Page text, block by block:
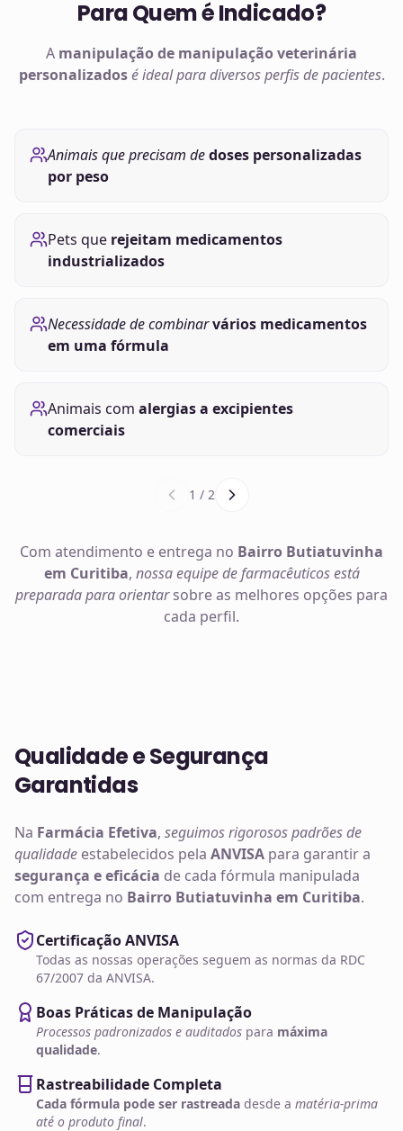
Para Quem é Indicado?
A manipulação de manipulação veterinária
personalizados é ideal para diversos perfis de pacientes.
Animais que precisam dedoses personalizadas
por peso
Pets que rejeitam medicamentos
industrializados
Necessidade de combinarvários medicamentos
em uma fórmula
Animais com alergias a excipientes
comerciais
1 / 2
Com atendimento e entrega no Bairro Butiatuvinha
em Curitiba, nossa equipe de farmacêuticos está
preparada para orientarsobre as melhores opções para
cada perfil.
Qualidade e Segurança
Garantidas
Na Farmácia Efetiva, seguimos rigorosos padrões de
qualidade estabelecidos pela ANVISA para garantir a
segurança e eficácia de cada fórmula manipulada
com entrega no Bairro Butiatuvinha em Curitiba.
Certificação ANVISA
Todas as nossas operações seguem as normas da RDC
67/2007 da ANVISA.
Boas Práticas de Manipulação
Processos padronizados e auditados para máxima
qualidade.
Rastreabilidade Completa
Cada fórmula pode ser rastreada desde a matéria-prima
até o produto final.